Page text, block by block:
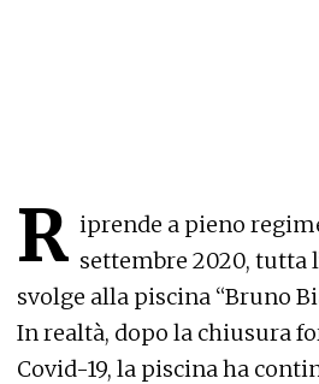
R iprende a pieno
settembre 2020, tutta
svolge alla piscina “Bruno
In realtà, dopo la chiusura
Covid-19, la piscina ha